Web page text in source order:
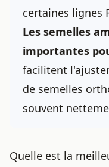
certaines lignes
Les semelles
importantes
facilitent
de semelles
souvent
Quelle est la